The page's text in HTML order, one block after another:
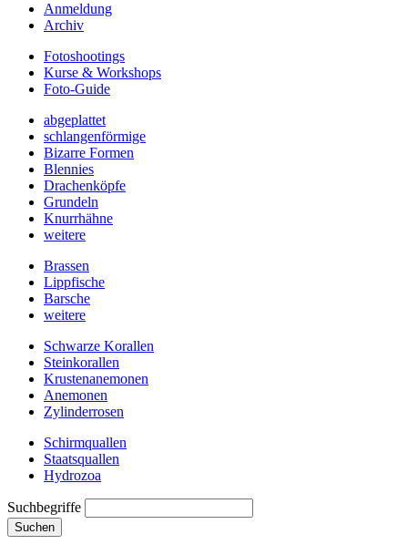
Anmeldung
Archiv
Fotoshootings
Kurse & Workshops
Foto-Guide
abgeplattet
schlangenförmige
Bizarre Formen
Blennies
Drachenköpfe
Grundeln
Knurrhähne
weitere
Brassen
Lippfische
Barsche
weitere
Schwarze Korallen
Steinkorallen
Krustenanemonen
Anemonen
Zylinderrosen
Schirmquallen
Staatsquallen
Hydrozoa
Suchbegriffe
Suchen